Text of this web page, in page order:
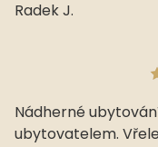
Radek J.
Nádherné
ubytovatelem.